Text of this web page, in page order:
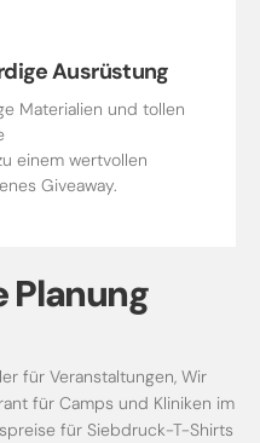
Planung
für Veranstaltungen, Wir
für Camps und Kliniken im
für Siebdruck-T-Shirts
Ausrüstung
Materialien und tollen
einem wertvollen
Giveaway.